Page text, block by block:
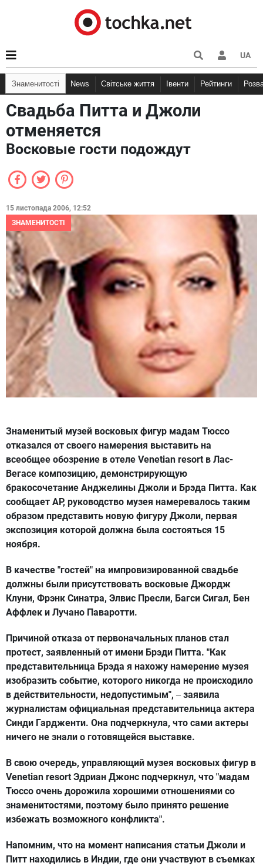
UA
Знаменитості News Світське життя Івенти Рейтинги
Свадьба Питта и Джоли
отменяется
Восковые гости подождут
15 листопада 2006, 12:52
ЗНАМЕНИТОСТІ
Знаменитый музей восковых фигур мадам Тюссо
отказался от своего намерения выставить на
всеобщее обозрение в отеле Venetian resort в Лас-
Вегасе композицию, демонстрирующую
бракосочетание Анджелины Джоли и Брэда Питта. Как
сообщает AP, руководство музея намеревалось таким
образом представить новую фигуру Джоли, первая
экспозиция которой должна была состояться 15
ноября.
В качестве "гостей" на импровизированной свадьбе
должны были присутствовать восковые Джордж
Клуни, Фрэнк Синатра, Элвис Пресли, Багси Сигал, Бен
Аффлек и Лучано Паваротти.
Причиной отказа от первоначальных планов стал
протест, заявленный от имени Брэди Питта. "Как
представительница Брэда я нахожу намерение музея
изобразить событие, которого никогда не происходило
в действительности, недопустимым", – заявила
журналистам официальная представительница актера
Синди Гардженти. Она подчеркнула, что сами актеры
ничего не знали о готовящейся выставке.
В свою очередь, управляющий музея восковых фигур в
Venetian resort Эдриан Джонс подчеркнул, что "мадам
Тюссо очень дорожила хорошими отношениями со
знаменитостями, поэтому было принято решение
избежать возможного конфликта".
Напомним, что на момент написания статьи Джоли и
Питт находились в Индии, где они участвуют в съемках